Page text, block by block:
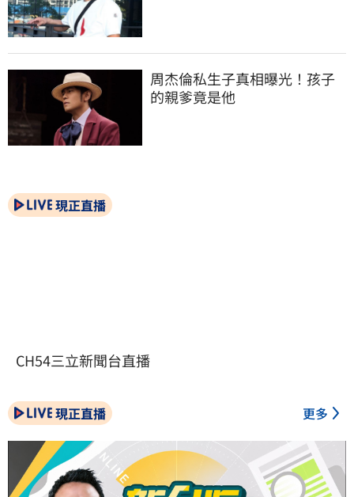
周杰倫私生子真相曝光！孩子
的親爹竟是他
現正直播
CH54三立新聞台直播
現正直播 更多